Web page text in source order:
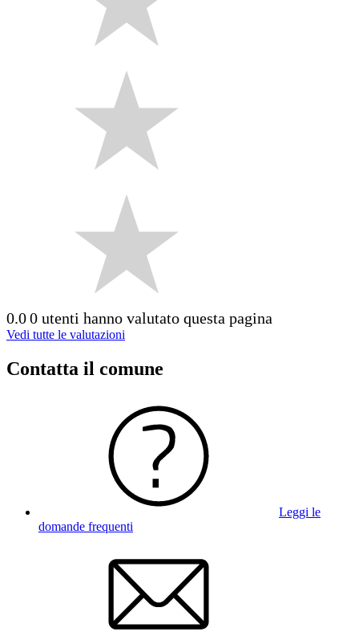
0.00 utenti hanno valutato questa pagina
Vedi tutte le valutazioni
Contatta il comune
Leggi le
domande frequenti